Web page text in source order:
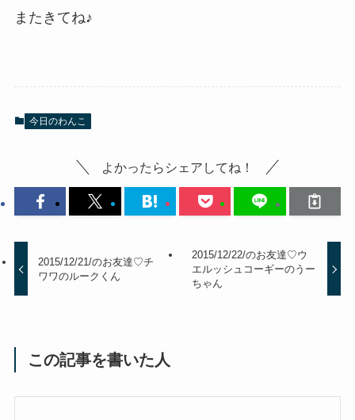
またきてね♪
今日のわんこ
よかったらシェアしてね！
2015/12/21/のお友達♡チ
ワワのルークくん
2015/12/22/のお友達♡ウ
エルッシュコーギーのうー
ちゃん
この記事を書いた人